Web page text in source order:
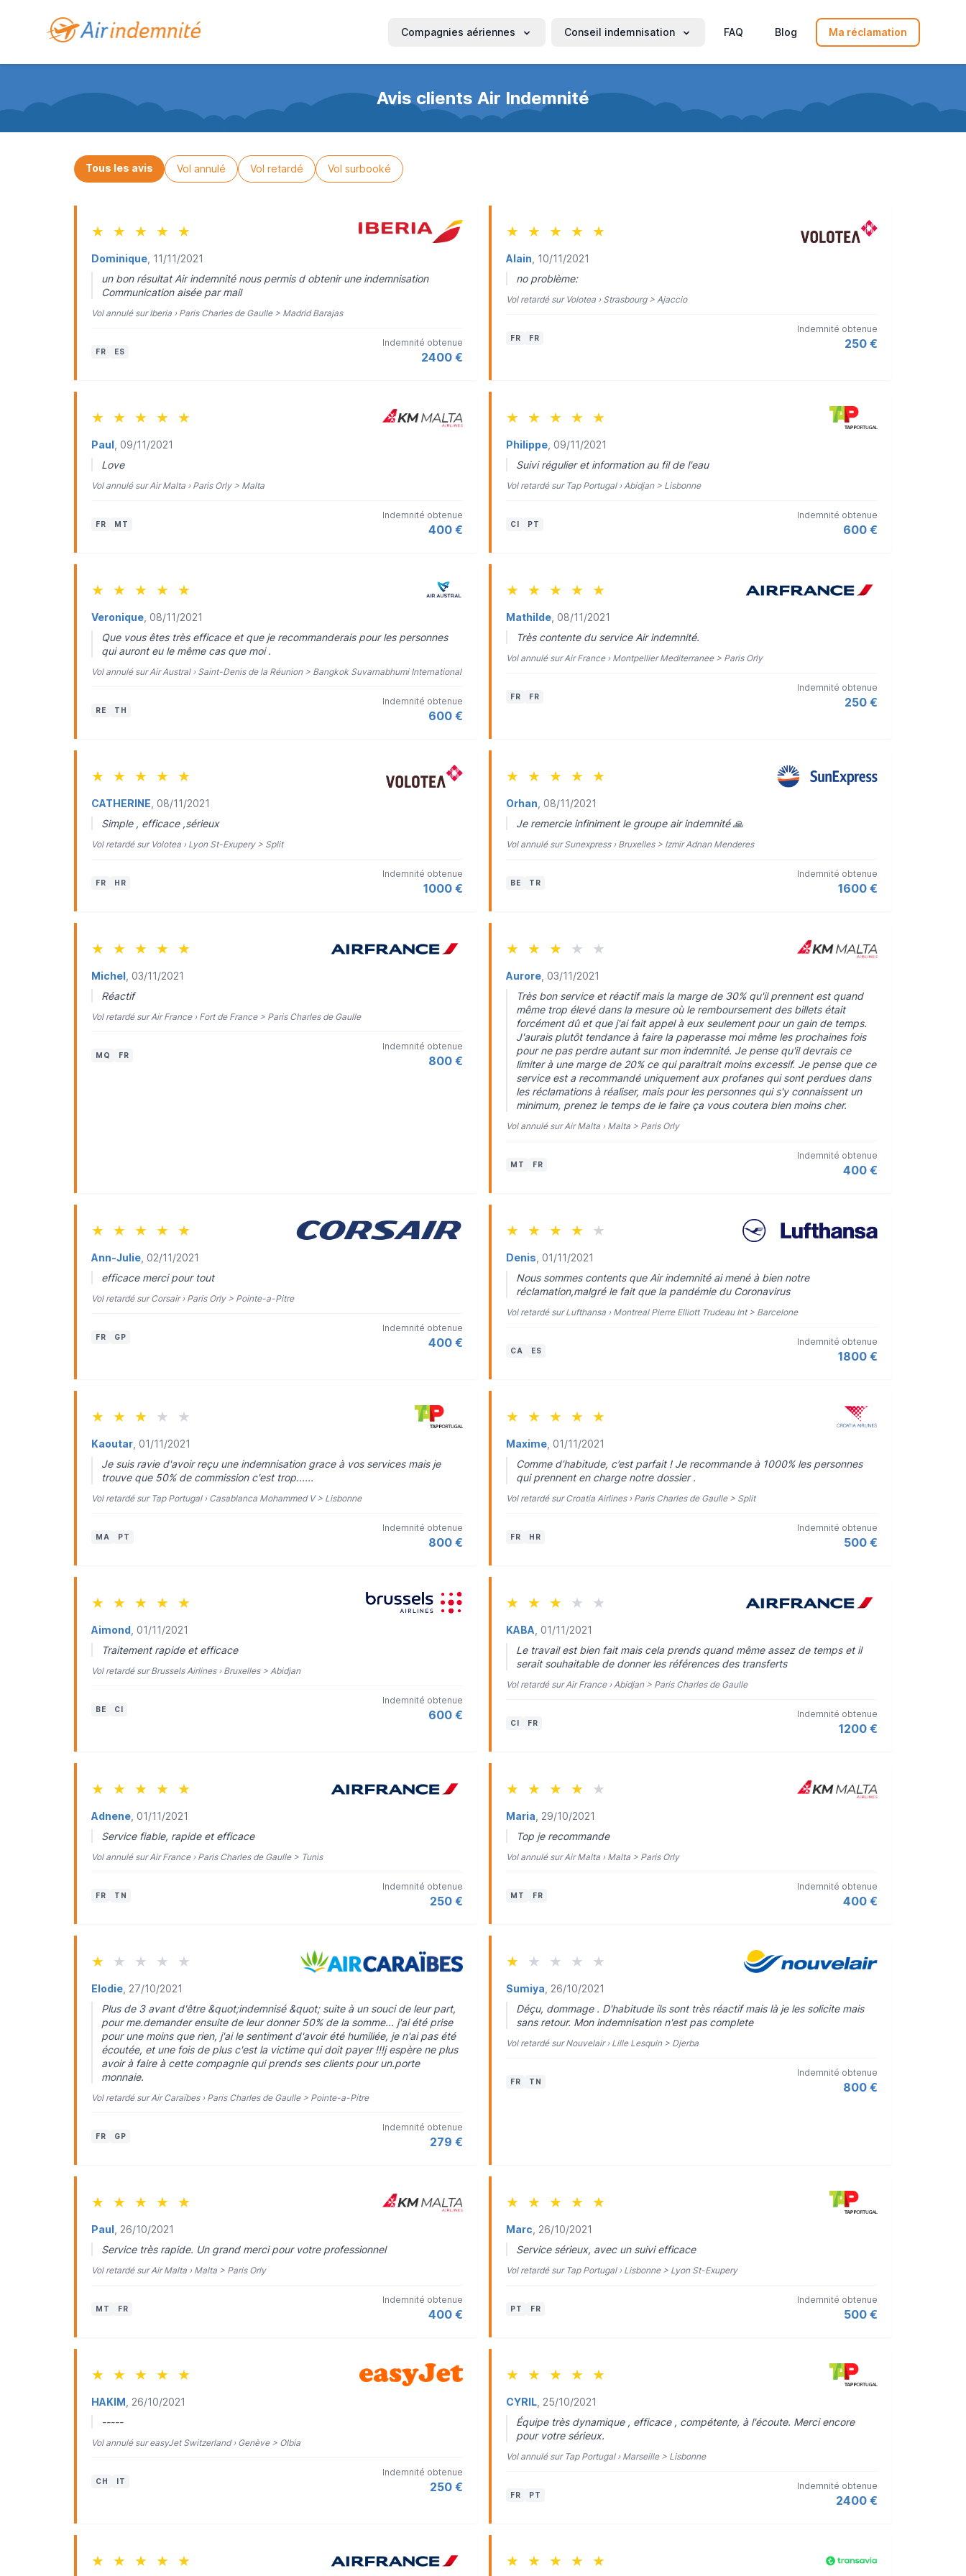
Compagnies aériennes Conseil indemnisation FAQ Blog Ma réclamation
Avis clients Air Indemnité
Tous les avis Vol annulé Vol retardé Vol surbooké
★ ★ ★ ★ ★
Dominique , 11/11/2021
un bon résultat Air indemnité nous permis d obtenir une indemnisation
Communication aisée par mail
Vol annulé sur Iberia › Paris Charles de Gaulle > Madrid Barajas
FR ES
Indemnité obtenue
2400 €
★ ★ ★ ★ ★
Alain , 10/11/2021
no problème:
Vol retardé sur Volotea › Strasbourg > Ajaccio
FR FR
Indemnité obtenue
250 €
★ ★ ★ ★ ★
Paul , 09/11/2021
Love
Vol annulé sur Air Malta › Paris Orly > Malta
FR MT
Indemnité obtenue
400 €
★ ★ ★ ★ ★
Philippe , 09/11/2021
Suivi régulier et information au fil de l'eau
Vol retardé sur Tap Portugal › Abidjan > Lisbonne
CI PT
Indemnité obtenue
600 €
★ ★ ★ ★ ★
Veronique , 08/11/2021
Que vous êtes très efficace et que je recommanderais pour les personnes
qui auront eu le même cas que moi .
Vol annulé sur Air Austral › Saint-Denis de la Réunion > Bangkok Suvarnabhumi International
RE TH
Indemnité obtenue
600 €
★ ★ ★ ★ ★
Mathilde , 08/11/2021
Très contente du service Air indemnité.
Vol annulé sur Air France › Montpellier Mediterranee > Paris Orly
FR FR
Indemnité obtenue
250 €
★ ★ ★ ★ ★
CATHERINE , 08/11/2021
Simple , efficace ,sérieux
Vol retardé sur Volotea › Lyon St-Exupery > Split
FR HR
Indemnité obtenue
1000 €
★ ★ ★ ★ ★
Orhan , 08/11/2021
Je remercie infiniment le groupe air indemnité 🙏
Vol annulé sur Sunexpress › Bruxelles > Izmir Adnan Menderes
BE TR
Indemnité obtenue
1600 €
★ ★ ★ ★ ★
Michel , 03/11/2021
Réactif
Vol retardé sur Air France › Fort de France > Paris Charles de Gaulle
MQ FR
Indemnité obtenue
800 €
★ ★ ★ ★ ★
Aurore , 03/11/2021
Très bon service et réactif mais la marge de 30% qu'il prennent est quand
même trop élevé dans la mesure où le remboursement des billets était
forcément dû et que j'ai fait appel à eux seulement pour un gain de temps.
J'aurais plutôt tendance à faire la paperasse moi même les prochaines fois
pour ne pas perdre autant sur mon indemnité. Je pense qu'il devrais ce
limiter à une marge de 20% ce qui paraitrait moins excessif. Je pense que ce
service est a recommandé uniquement aux profanes qui sont perdues dans
les réclamations à réaliser, mais pour les personnes qui s'y connaissent un
minimum, prenez le temps de le faire ça vous coutera bien moins cher.
Vol annulé sur Air Malta › Malta > Paris Orly
MT FR
Indemnité obtenue
400 €
★ ★ ★ ★ ★
Ann-Julie , 02/11/2021
efficace merci pour tout
Vol retardé sur Corsair › Paris Orly > Pointe-a-Pitre
FR GP
Indemnité obtenue
400 €
★ ★ ★ ★ ★
Denis , 01/11/2021
Nous sommes contents que Air indemnité ai mené à bien notre
réclamation,malgré le fait que la pandémie du Coronavirus
Vol retardé sur Lufthansa › Montreal Pierre Elliott Trudeau Int > Barcelone
CA ES
Indemnité obtenue
1800 €
★ ★ ★ ★ ★
Kaoutar , 01/11/2021
Je suis ravie d'avoir reçu une indemnisation grace à vos services mais je
trouve que 50% de commission c'est trop......
Vol retardé sur Tap Portugal › Casablanca Mohammed V > Lisbonne
MA PT
Indemnité obtenue
800 €
★ ★ ★ ★ ★
Maxime , 01/11/2021
Comme d’habitude, c’est parfait ! Je recommande à 1000% les personnes
qui prennent en charge notre dossier .
Vol retardé sur Croatia Airlines › Paris Charles de Gaulle > Split
FR HR
Indemnité obtenue
500 €
★ ★ ★ ★ ★
Aimond , 01/11/2021
Traitement rapide et efficace
Vol retardé sur Brussels Airlines › Bruxelles > Abidjan
BE CI
Indemnité obtenue
600 €
★ ★ ★ ★ ★
KABA , 01/11/2021
Le travail est bien fait mais cela prends quand même assez de temps et il
serait souhaitable de donner les références des transferts
Vol retardé sur Air France › Abidjan > Paris Charles de Gaulle
CI FR
Indemnité obtenue
1200 €
★ ★ ★ ★ ★
Adnene , 01/11/2021
Service fiable, rapide et efficace
Vol annulé sur Air France › Paris Charles de Gaulle > Tunis
FR TN
Indemnité obtenue
250 €
★ ★ ★ ★ ★
Maria , 29/10/2021
Top je recommande
Vol annulé sur Air Malta › Malta > Paris Orly
MT FR
Indemnité obtenue
400 €
★ ★ ★ ★ ★
Elodie , 27/10/2021
Plus de 3 avant d'être &quot;indemnisé &quot; suite à un souci de leur part,
pour me.demander ensuite de leur donner 50% de la somme... j'ai été prise
pour une moins que rien, j'ai le sentiment d'avoir été humiliée, je n'ai pas été
écoutée, et une fois de plus c'est la victime qui doit payer !!!j espère ne plus
avoir à faire à cette compagnie qui prends ses clients pour un.porte
monnaie.
Vol retardé sur Air Caraïbes › Paris Charles de Gaulle > Pointe-a-Pitre
FR GP
Indemnité obtenue
279 €
★ ★ ★ ★ ★
Sumiya , 26/10/2021
Déçu, dommage . D'habitude ils sont très réactif mais là je les solicite mais
sans retour. Mon indemnisation n'est pas complete
Vol retardé sur Nouvelair › Lille Lesquin > Djerba
FR TN
Indemnité obtenue
800 €
★ ★ ★ ★ ★
Paul , 26/10/2021
Service très rapide. Un grand merci pour votre professionnel
Vol retardé sur Air Malta › Malta > Paris Orly
MT FR
Indemnité obtenue
400 €
★ ★ ★ ★ ★
Marc , 26/10/2021
Service sérieux, avec un suivi efficace
Vol retardé sur Tap Portugal › Lisbonne > Lyon St-Exupery
PT FR
Indemnité obtenue
500 €
★ ★ ★ ★ ★
HAKIM , 26/10/2021
-----
Vol annulé sur easyJet Switzerland › Genève > Olbia
CH IT
Indemnité obtenue
250 €
★ ★ ★ ★ ★
CYRIL , 25/10/2021
Équipe très dynamique , efficace , compétente, à l'écoute. Merci encore
pour votre sérieux.
Vol annulé sur Tap Portugal › Marseille > Lisbonne
FR PT
Indemnité obtenue
2400 €
★ ★ ★ ★ ★ ★ ★ ★ ★ ★